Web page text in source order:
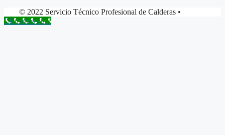
© 2022 Servicio Técnico Profesional de Calderas •
Llámanos aquí